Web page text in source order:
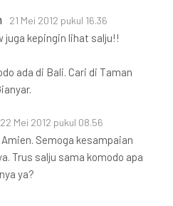
21 Mei 2012 pukul 16.36
juga kepingin lihat salju!!
ada di Bali. Cari di Taman
22 Mei 2012 pukul 08.56
Semoga kesampaian
Trus salju sama komodo apa
ya?